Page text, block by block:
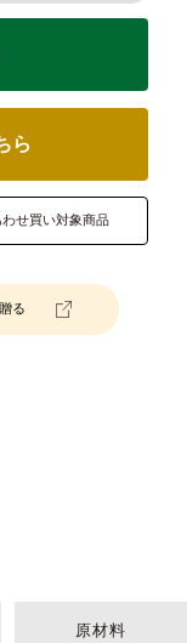
ら
わせ買い対象商品
る
原材料